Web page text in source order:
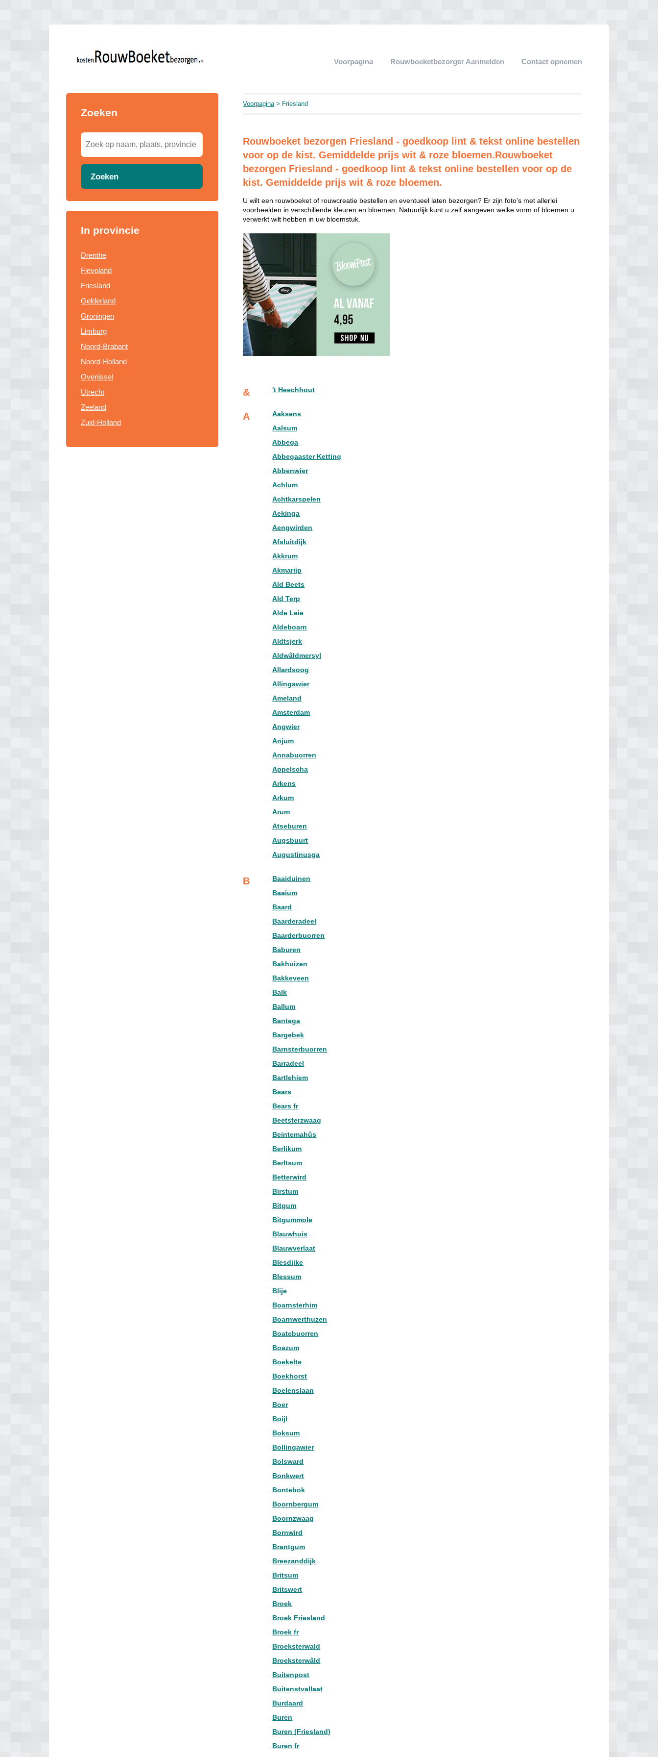
Voorpagina Rouwboeketbezorger Aanmelden Contact opnemen
Zoeken
Zoeken
In provincie
Drenthe
Flevoland
Friesland
Gelderland
Groningen
Limburg
Noord-Brabant
Noord-Holland
Overijssel
Utrecht
Zeeland
Zuid-Holland
Voorpagina> Friesland
Rouwboeket bezorgen Friesland - goedkoop lint & tekst online bestellen
voor op de kist. Gemiddelde prijs wit & roze bloemen.Rouwboeket
bezorgen Friesland - goedkoop lint & tekst online bestellen voor op de
kist. Gemiddelde prijs wit & roze bloemen.
U wilt een rouwboeket of rouwcreatie bestellen en eventueel laten bezorgen? Er zijn foto’s met allerlei
voorbeelden in verschillende kleuren en bloemen. Natuurlijk kunt u zelf aangeven welke vorm of bloemen u
verwerkt wilt hebben in uw bloemstuk.
& 't Heechhout
A
Aaksens
Aalsum
Abbega
Abbegaaster Ketting
Abbenwier
Achlum
Achtkarspelen
Aekinga
Aengwirden
Afsluitdijk
Akkrum
Akmarijp
Ald Beets
Ald Terp
Alde Leie
Aldeboarn
Aldtsjerk
Aldwâldmersyl
Allardsoog
Allingawier
Ameland
Amsterdam
Angwier
Anjum
Annabuorren
Appelscha
Arkens
Arkum
Arum
Atseburen
Augsbuurt
Augustinusga
B
Baaiduinen
Baaium
Baard
Baarderadeel
Baarderbuorren
Baburen
Bakhuizen
Bakkeveen
Balk
Ballum
Bantega
Bargebek
Barnsterbuorren
Barradeel
Bartlehiem
Bears
Bears fr
Beetsterzwaag
Beintemahûs
Berlikum
Berltsum
Betterwird
Birstum
Bitgum
Bitgummole
Blauwhuis
Blauwverlaat
Blesdijke
Blessum
Blije
Boarnsterhim
Boarnwerthuzen
Boatebuorren
Boazum
Boekelte
Boekhorst
Boelenslaan
Boer
Boijl
Boksum
Bollingawier
Bolsward
Bonkwert
Bontebok
Boornbergum
Boornzwaag
Bornwird
Brantgum
Breezanddijk
Britsum
Britswert
Broek
Broek Friesland
Broek fr
Broeksterwald
Broeksterwâld
Buitenpost
Buitenstvallaat
Burdaard
Buren
Buren (Friesland)
Buren fr